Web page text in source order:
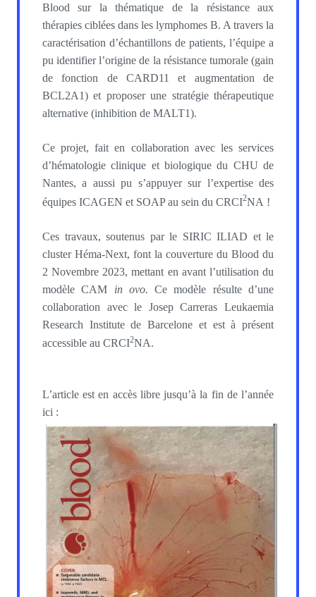
Blood sur la thématique de la résistance aux
thérapies ciblées dans les lymphomes B. A travers la
caractérisation d’échantillons de patients, l’équipe a
pu identifier l’origine de la résistance tumorale (gain
de fonction de CARD11 et augmentation de
BCL2A1) et proposer une stratégie thérapeutique
alternative (inhibition de MALT1).
Ce projet, fait en collaboration avec les services
d’hématologie clinique et biologique du CHU de
Nantes, a aussi pu s’appuyer sur l’expertise des
équipes ICAGEN et SOAP au sein du CRCI2NA !
Ces travaux, soutenus par le SIRIC ILIAD et le
cluster Héma-Next, font la couverture du Blood du
2 Novembre 2023, mettant en avant l’utilisation du
modèle CAM in ovo.Ce modèle résulte d’une
collaboration avec le Josep Carreras Leukaemia
Research Institute de Barcelone et est à présent
accessible au CRCI2NA.
L’article est en accès libre jusqu’à la fin de l’année
ici :